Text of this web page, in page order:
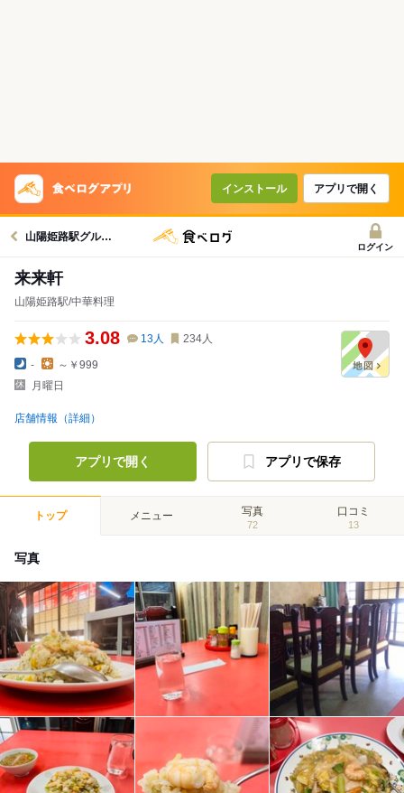
インストール アプリで開く
山陽姫路駅グルメへ
ログイン
来来軒
山陽姫路駅/中華料理
3.08 13人 234人
-
～￥999
月曜日
店舗情報（詳細）
アプリで開く アプリで保存
トップ メニュー 写真
72
口コミ
13
写真